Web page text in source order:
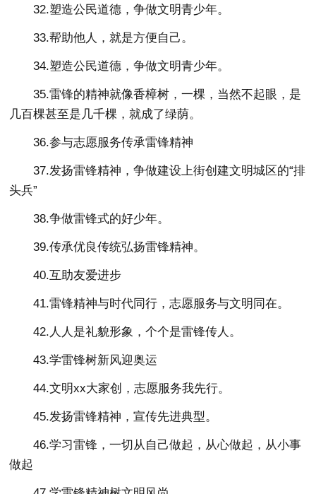
32.塑造公民道德，争做文明青少年。
33.帮助他人，就是方便自己。
34.塑造公民道德，争做文明青少年。
35.雷锋的精神就像香樟树，一棵，当然不起眼，是
几百棵甚至是几千棵，就成了绿荫。
36.参与志愿服务传承雷锋精神
37.发扬雷锋精神，争做建设上街创建文明城区的“排
头兵”
38.争做雷锋式的好少年。
39.传承优良传统弘扬雷锋精神。
40.互助友爱进步
41.雷锋精神与时代同行，志愿服务与文明同在。
42.人人是礼貌形象，个个是雷锋传人。
43.学雷锋树新风迎奥运
44.文明xx大家创，志愿服务我先行。
45.发扬雷锋精神，宣传先进典型。
46.学习雷锋，一切从自己做起，从心做起，从小事
做起